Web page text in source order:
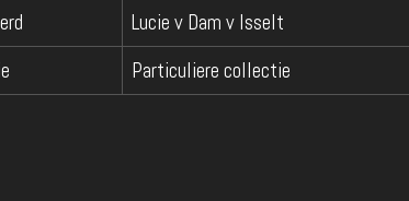
Lucie v Dam v Isselt
Particuliere collectie